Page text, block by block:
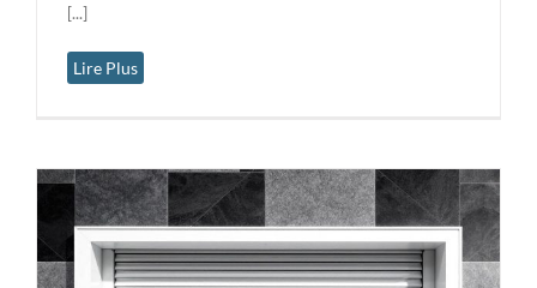
[...]
Lire Plus